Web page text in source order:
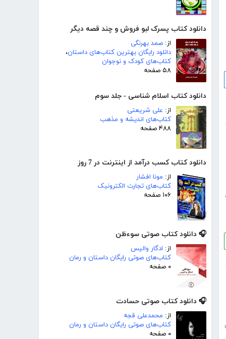
دانلود کتاب پسرک لبو فروش و چند قصه دیگر
از: صمد بهرنگی
دانلود رایگان بهترین کتاب‌های داستان،
کتاب‌های کودک و نوجوان
۵۸ صفحه
دانلود کتاب اسلام شناسی - جلد سوم
از: علی شریعتی
کتاب‌های اندیشه و مذهب
۴۸۸ صفحه
دانلود کتاب کسب درآمد از اینترنت در 7 روز
از: مونا افشار
کتاب‌های تجارت الکترونیک
۱۰۶ صفحه
🎧 دانلود کتاب صوتی سوء‌ظن
از: ادگار والیس
کتاب‌های صوتی رایگان داستان و رمان
۰ صفحه
🎧 دانلود کتاب صوتی حسادت
از: محمدعلی قجه
کتاب‌های صوتی رایگان داستان و رمان
۰ صفحه